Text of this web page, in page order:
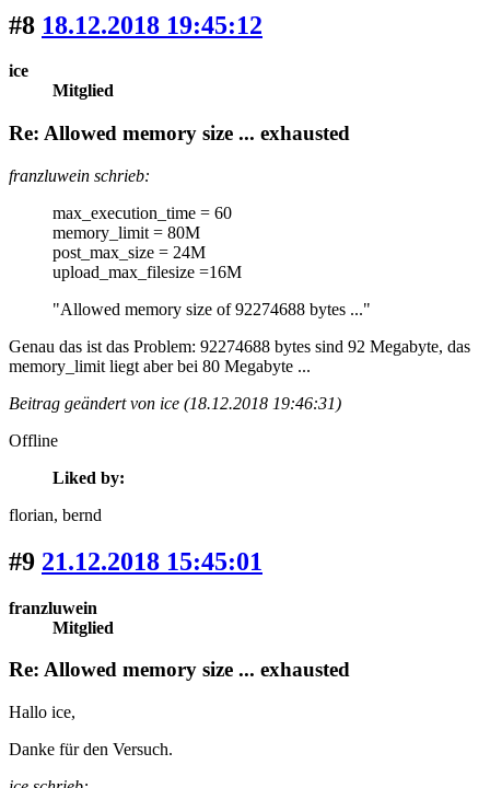
#8 18.12.2018 19:45:12
ice
Mitglied
Re: Allowed memory size ... exhausted
franzluwein schrieb:
max_execution_time = 60
memory_limit = 80M
post_max_size = 24M
upload_max_filesize =16M
"Allowed memory size of 92274688 bytes ..."
Genau das ist das Problem: 92274688 bytes sind 92 Megabyte, das
memory_limit liegt aber bei 80 Megabyte ...
Beitrag geändert von ice (18.12.2018 19:46:31)
Offline
Liked by:
florian, bernd
#9 21.12.2018 15:45:01
franzluwein
Mitglied
Re: Allowed memory size ... exhausted
Hallo ice,
Danke für den Versuch.